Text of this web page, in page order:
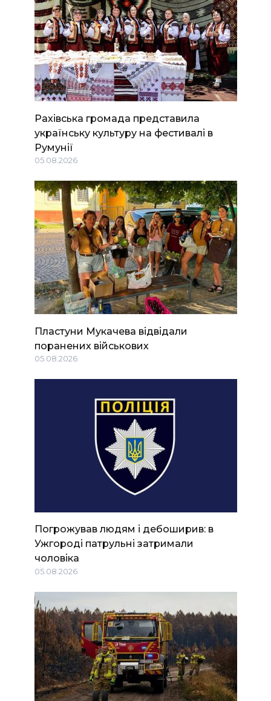
Рахівська громада представила
українську культуру на фестивалі в
Румунії
05.08.2026
Пластуни Мукачева відвідали
поранених військових
05.08.2026
Погрожував людям і дебоширив: в
Ужгороді патрульні затримали
чоловіка
05.08.2026